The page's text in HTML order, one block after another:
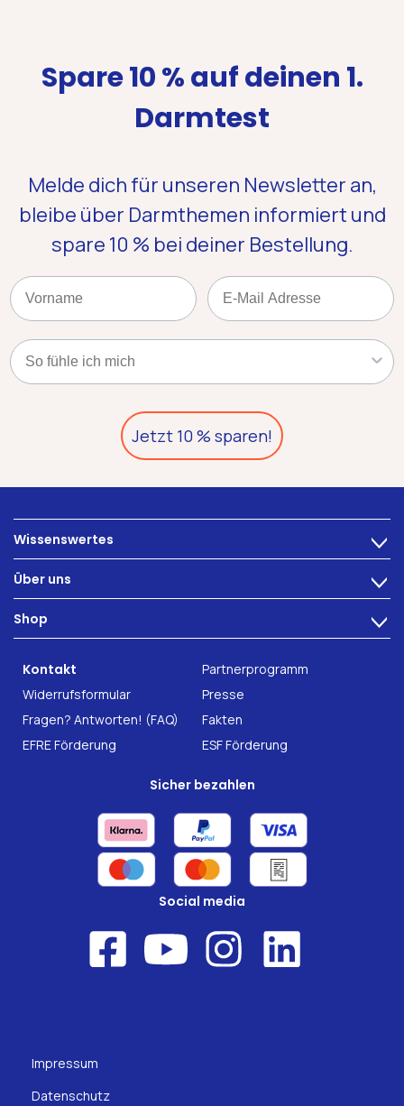
Spare 10 % auf deinen 1.
Darmtest
Melde dich für unseren Newsletter an,
bleibe über Darmthemen informiert und
spare 10 % bei deiner Bestellung.
Name Email
Kategorie
Jetzt 10 % sparen!
Wissenswertes >
Ernährung
Darmgesundheit
Über uns >
Technologie
Karriere
Forschung
Shop >
INTEST.pro
Nahrungsergänzung
Kontakt
Partnerprogramm
Widerrufsformular
Presse
Fragen? Antworten! (FAQ)
Fakten
EFRE Förderung
ESF Förderung
Sicher bezahlen
Social media
Impressum
Datenschutz